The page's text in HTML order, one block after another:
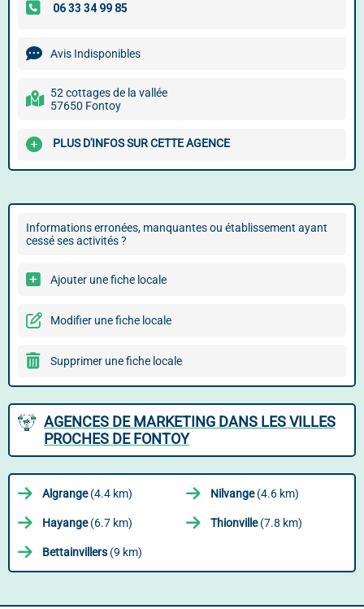
Avis Indisponibles
52 cottages de la vallée
57650 Fontoy
PLUS D'INFOS SUR CETTE AGENCE
Informations erronées, manquantes ou établissement ayant
cessé ses activités ?
Ajouter une fiche locale
Modifier une fiche locale
Supprimer une fiche locale
AGENCES DE MARKETING DANS LES VILLES
PROCHES DE FONTOY
Algrange(4.4 km) Nilvange(4.6 km)
Hayange(6.7 km) Thionville(7.8 km)
Bettainvillers (9 km)